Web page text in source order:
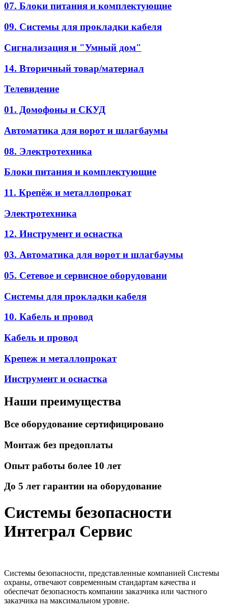
07. Блоки питания и комплектующие
09. Системы для прокладки кабеля
Сигнализация и "Умный дом"
14. Вторичный товар/материал
Телевидение
01. Домофоны и СКУД
Автоматика для ворот и шлагбаумы
08. Электротехника
Блоки питания и комплектующие
11. Крепёж и металлопрокат
Электротехника
12. Инструмент и оснастка
03. Автоматика для ворот и шлагбаумы
05. Сетевое и сервисное оборудовани
Системы для прокладки кабеля
10. Кабель и провод
Кабель и провод
Крепеж и металлопрокат
Инструмент и оснастка
Наши преимущества
Все оборудование сертифицировано
Монтаж без предоплаты
Опыт работы более 10 лет
До 5 лет гарантии на оборудование
Системы безопасности
Интеграл Сервис
Системы безопасности, представленные компанией Системы
охраны, отвечают современным стандартам качества и
обеспечат безопасность компании заказчика или частного
заказчика на максимальном уровне.